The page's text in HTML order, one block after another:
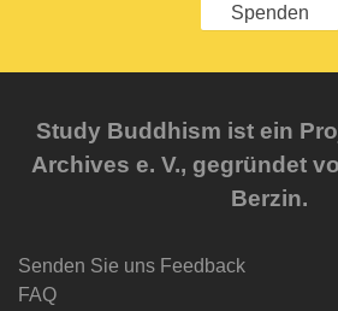
Spenden
Study Buddhism ist ein
Archives e. V., gegründet
Berzin.
Senden Sie uns Feedback
FAQ